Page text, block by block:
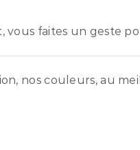
vous faites un geste
nos couleurs, au